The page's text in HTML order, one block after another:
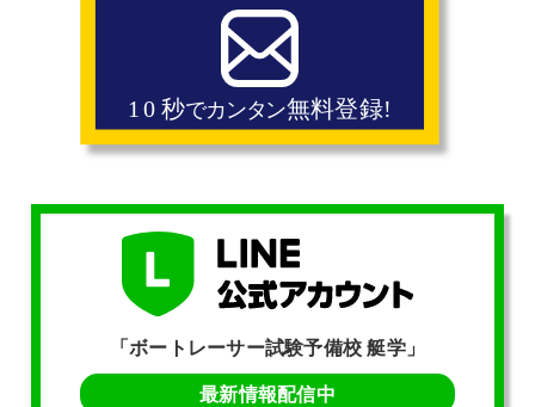
「ボートレーサー試験予備校 艇学」
最新情報配信中